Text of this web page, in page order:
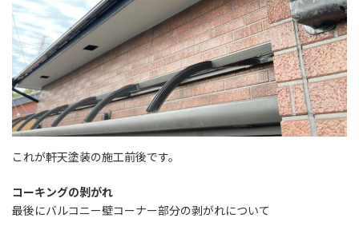
これが軒天塗装の施工前後です。
コーキングの剝がれ
最後にバルコニー壁コーナー部分の剥がれについて